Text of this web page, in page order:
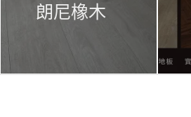
朗尼橡木